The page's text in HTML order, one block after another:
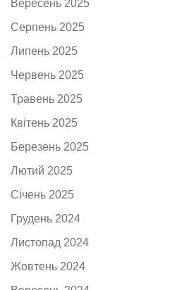
Вересень 2025
Серпень 2025
Липень 2025
Червень 2025
Травень 2025
Квітень 2025
Березень 2025
Лютий 2025
Січень 2025
Грудень 2024
Листопад 2024
Жовтень 2024